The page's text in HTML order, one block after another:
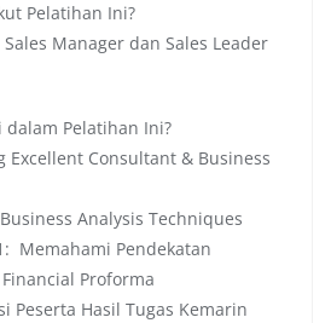
Pelatihan Ini?
Manager dan Sales Leader
Pelatihan Ini?
Excellent Consultant & Business
Analysis Techniques
Memahami Pendekatan
Proforma
Peserta Hasil Tugas Kemarin